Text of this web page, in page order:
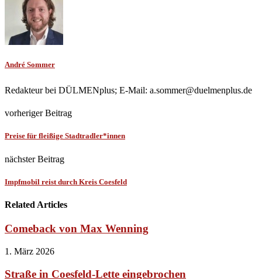
André Sommer
Redakteur bei DÜLMENplus; E-Mail: a.sommer@duelmenplus.de
vorheriger Beitrag
Preise für fleißige Stadtradler*innen
nächster Beitrag
Impfmobil reist durch Kreis Coesfeld
Related Articles
Comeback von Max Wenning
1. März 2026
Straße in Coesfeld-Lette eingebrochen